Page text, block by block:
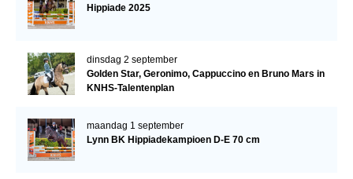
Hippiade 2025
dinsdag 2 september
Golden Star, Geronimo, Cappuccino en Bruno Mars in
KNHS-Talentenplan
maandag 1 september
Lynn BK Hippiadekampioen D-E 70 cm